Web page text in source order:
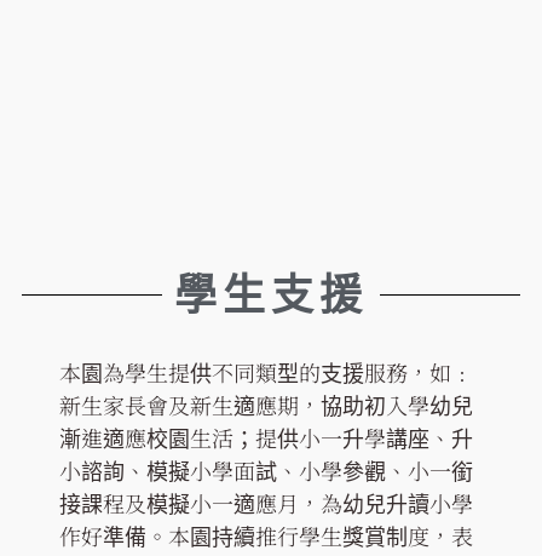
學生支援
本園為學生提供不同類型的支援服務，如﹕
新生家長會及新生適應期，協助初入學幼兒
漸進適應校園生活；提供小一升學講座、升
小諮詢、模擬小學面試、小學參觀、小一銜
接課程及模擬小一適應月，為幼兒升讀小學
作好準備。本園持續推行學生獎賞制度，表